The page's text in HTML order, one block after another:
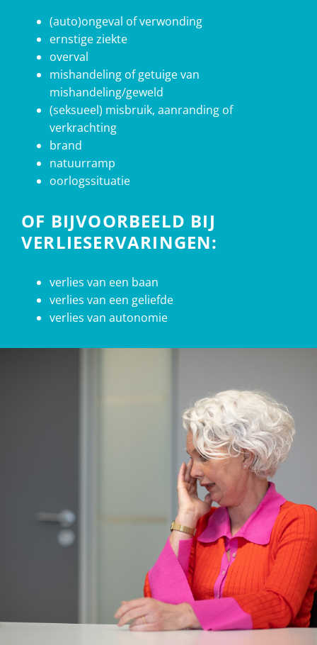
(auto)ongeval of verwonding
ernstige ziekte
overval
mishandeling of getuige van
mishandeling/geweld
(seksueel) misbruik, aanranding of
verkrachting
brand
natuurramp
oorlogssituatie
OF BIJVOORBEELD BIJ
VERLIESERVARINGEN:
verlies van een baan
verlies van een geliefde
verlies van autonomie